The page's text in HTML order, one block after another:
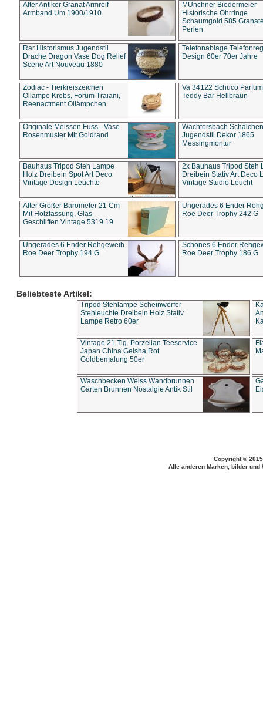
Alter Antiker Granat Armreif
Armband Um 1900/1910
MÜnchner Biedermeier
Historische Ohrringe
Schaumgold 585
Perlen
Rar Historismus Jugendstil
Drache Dragon Vase Dog Relief
Scene Art Nouveau 1880
Telefonablage
Design 60er 70er Jahre
Zodiac - Tierkreiszeichen
Öllampe Krebs, Forum Traiani,
Reenactment Öllämpchen
Va 34122 Schuco
Teddy Bär Hellbraun
Originale Meissen Fuss - Vase
Rosenmuster Mit Goldrand
Wächtersbach Schälchen
Jugendstil Dekor 1865
Messingmontur
Bauhaus Tripod Steh Lampe
Holz Dreibein Spot Art Deco
Vintage Design Leuchte
2x Bauhaus Tripod Steh
Dreibein Stativ Art Deco
Vintage Studio Leucht
Alter Großer Barometer 21 Cm
Mit Holzfassung, Glas
Geschliffen Vintage 5319 19
Ungerades 6 Ender
Roe Deer Trophy 242 G
Ungerades 6 Ender Rehgeweih
Roe Deer Trophy 194 G
Schönes 6 Ender
Roe Deer Trophy 186 G
Beliebteste Artikel:
Tripod Stehlampe Scheinwerfer
Stehleuchte Dreibein Holz Stativ
Lampe Retro 60er
Vintage 21 Tlg. Porzellan Teeservice
Japan China Geisha Rot
Goldbemalung 50er
Waschbecken Weiss Wandbrunnen
Garten Brunnen Nostalgie Antik Stil
Copyright ©
Alle anderen Marken, bilder und